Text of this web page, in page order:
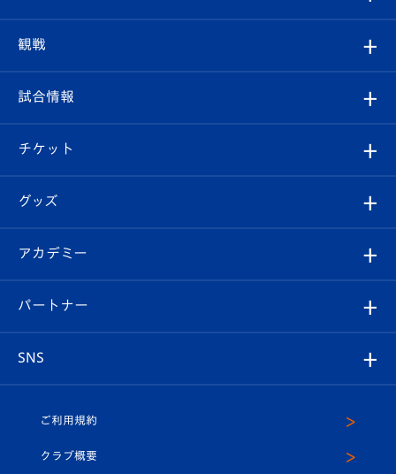
クラブ
試合情報
チケット
イベント
メディア
ホームタウン
クラブ概要
エンブレム紹介
スタッフプロフィール
マスコット紹介
観戦
観戦ルール
はじめての観戦ガイド
Revive Team
ヴィヴィくんの長崎おもてなしガイド
試合情報
試合日程/結果
フォトギャラリー
スタジアムグルメ
チケット
チケット
V-LOVERS（ファンクラブ）
プレイヤーズスイート
グッズ
オンラインショップ
店舗情報
アカデミー
育成からのお知らせ
U-18
パートナー
SNS
ヴィヴィくんインスタグラム
ご利用規約
クラブ概要